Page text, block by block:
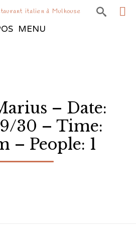
italien à Mulhouse 
MENU
– Date:
30 – Time:
– People: 1